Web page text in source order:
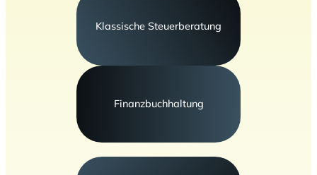
Klassische Steuerberatung
Finanzbuchhaltung